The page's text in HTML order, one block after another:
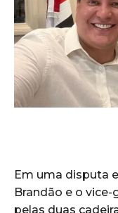
Em uma disputa
Brandão e o
pelas duas